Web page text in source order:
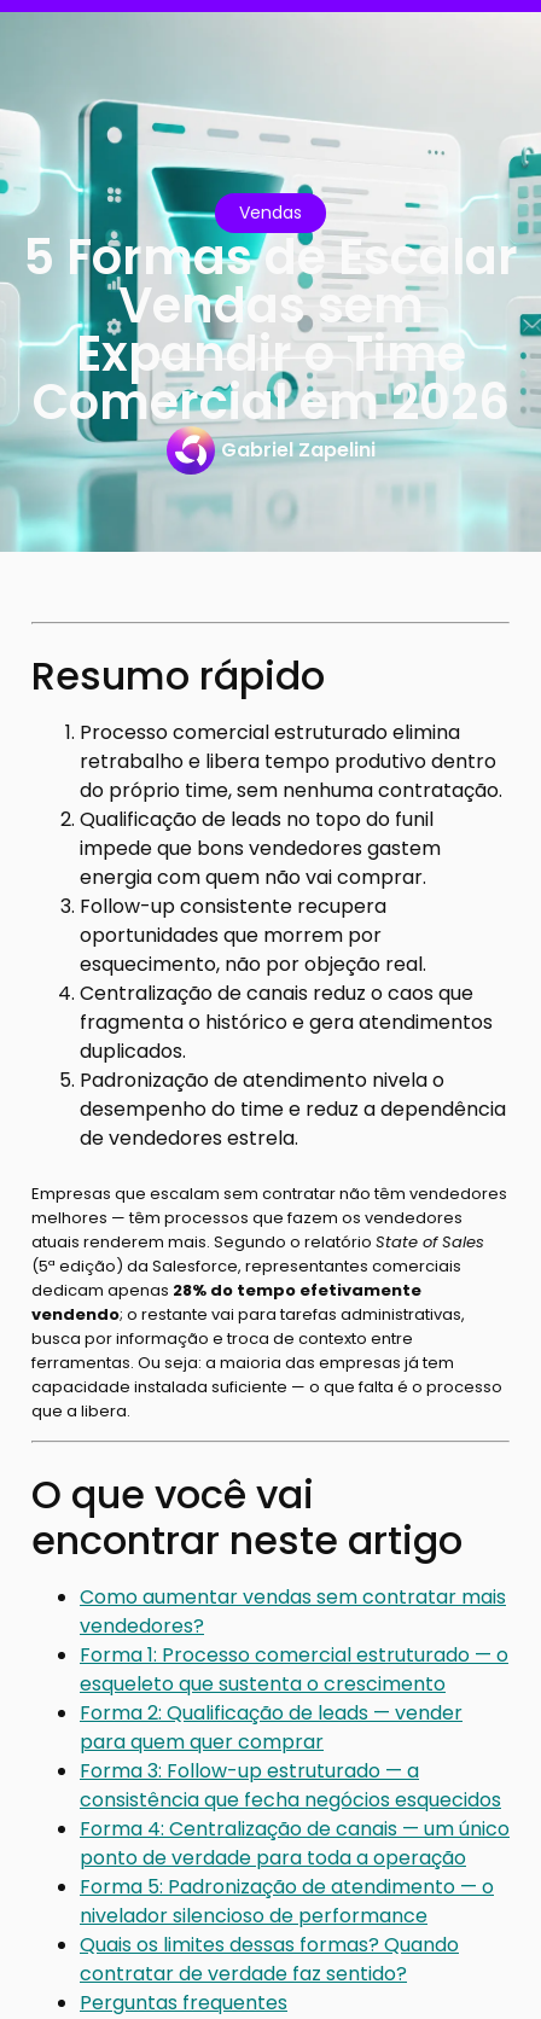
Vendas
5 Formas de Escalar
Vendas sem
Expandir o Time
Comercial em 2026
Gabriel Zapelini
Resumo rápido
Processo comercial estruturado elimina
retrabalho e libera tempo produtivo dentro
do próprio time, sem nenhuma contratação.
Qualificação de leads no topo do funil
impede que bons vendedores gastem
energia com quem não vai comprar.
Follow-up consistente recupera
oportunidades que morrem por
esquecimento, não por objeção real.
Centralização de canais reduz o caos que
fragmenta o histórico e gera atendimentos
duplicados.
Padronização de atendimento nivela o
desempenho do time e reduz a dependência
de vendedores estrela.
Empresas que escalam sem contratar não têm vendedores
melhores — têm processos que fazem os vendedores
atuais renderem mais. Segundo o relatório State of Sales
(5ª edição) da Salesforce, representantes comerciais
dedicam apenas 28% do tempo efetivamente
vendendo; o restante vai para tarefas administrativas,
busca por informação e troca de contexto entre
ferramentas. Ou seja: a maioria das empresas já tem
capacidade instalada suficiente — o que falta é o processo
que a libera.
O que você vai
encontrar neste artigo
Como aumentar vendas sem contratar mais
vendedores?
Forma 1: Processo comercial estruturado — o
esqueleto que sustenta o crescimento
Forma 2: Qualificação de leads — vender
para quem quer comprar
Forma 3: Follow-up estruturado — a
consistência que fecha negócios esquecidos
Forma 4: Centralização de canais — um único
ponto de verdade para toda a operação
Forma 5: Padronização de atendimento — o
nivelador silencioso de performance
Quais os limites dessas formas? Quando
contratar de verdade faz sentido?
Perguntas frequentes